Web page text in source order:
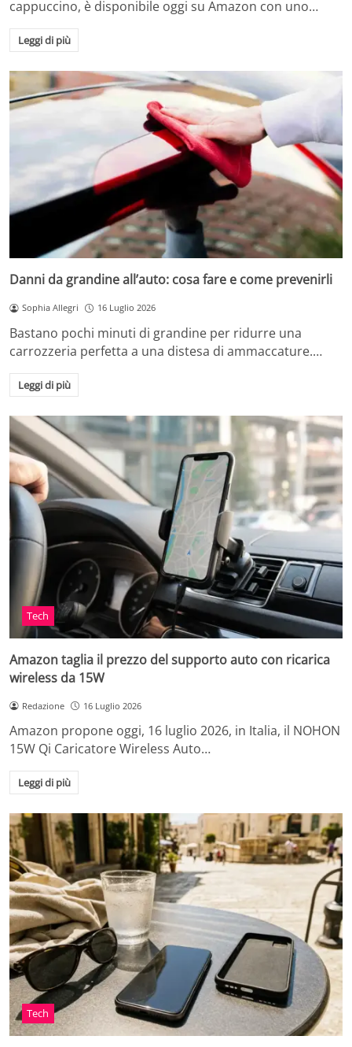
cappuccino, è disponibile oggi su Amazon con uno…
Leggi di più
Danni da grandine all’auto: cosa fare e come prevenirli
Sophia Allegri 16 Luglio 2026
Bastano pochi minuti di grandine per ridurre una
carrozzeria perfetta a una distesa di ammaccature.…
Leggi di più
Tech
Amazon taglia il prezzo del supporto auto con ricarica
wireless da 15W
Redazione 16 Luglio 2026
Amazon propone oggi, 16 luglio 2026, in Italia, il NOHON
15W Qi Caricatore Wireless Auto…
Leggi di più
Tech